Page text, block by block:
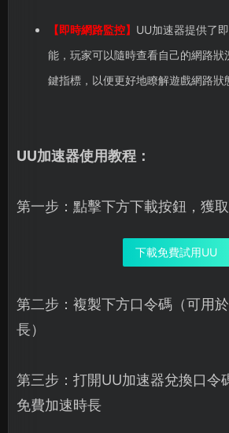
【即時網路監控】 UU加速器提供了
能，玩家可以隨時查看自己的網路狀
鍵指標，以便更好地瞭解遊戲網路狀
UU加速器使用教程：
第一步：點擊下方下載按鈕，獲
下載免費試用UU
第二步：複製下方口令碼（可用
長）
第三步：打開UU加速器兌換口令
免費加速時長